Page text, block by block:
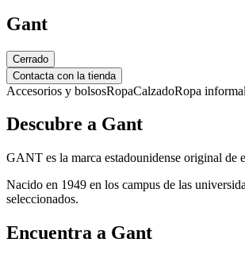
Gant
Cerrado
Contacta con la tienda
Accesorios y bolsosRopaCalzadoRopa informal
Descubre a Gant
GANT es la marca estadounidense original de
Nacido en 1949 en los campus de las
seleccionados.
Encuentra a Gant